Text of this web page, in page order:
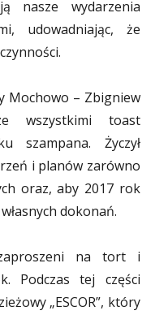
nasze wydarzenia
udowadniając, że
Mochowo – Zbigniew
wszystkimi toast
szampana. Życzył
i planów zarówno
oraz, aby 2017 rok
dokonań.
na tort i
Podczas tej części
„ESCOR”, który